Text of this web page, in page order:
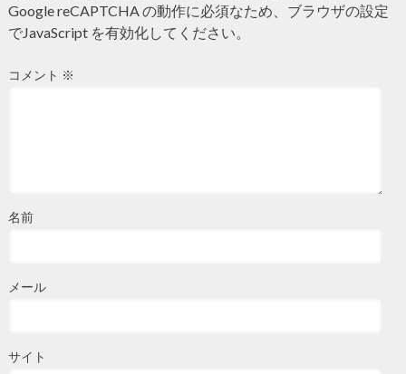
Google reCAPTCHA の動作に必須なため、ブラウザの設定
でJavaScript を有効化してください。
コメント ※
名前
メール
サイト